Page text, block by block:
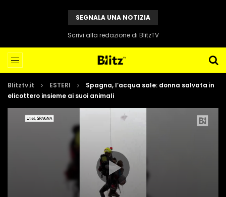
SEGNALA UNA NOTIZIA
Scrivi alla redazione di BlitzTV
Blitztv.it ESTERI
Spagna, l’acqua sale: donna salvata in
elicottero insieme ai suoi animali